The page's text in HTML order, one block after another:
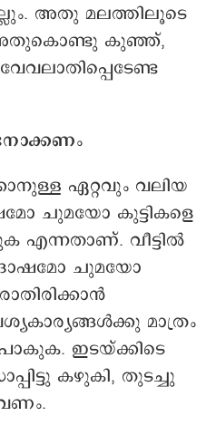
അതു മലത്തിലൂടെ
അതുകൊണ്ടു കുഞ്ഞ്,
ഏറ്റവും വലിയ
ചുമയോ കുട്ടികളെ
എന്നതാണ്. വീട്ടിൽ
ചുമയോ
മാത്രം
ഇടയ്ക്കിടെ
കഴുകി, തുടച്ചു